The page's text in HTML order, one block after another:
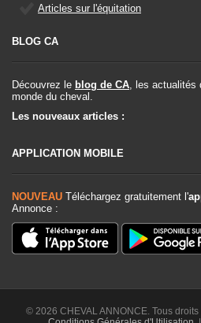
Articles sur l'équitation
BLOG CA
Découvrez le blog de CA , les
monde du cheval.
Les nouveaux articles :
APPLICATION MOBILE
NOUVEAU Téléchargez gratuitement l'
Annonce :
© 2026 CHEVAL ANNONCE. Tous